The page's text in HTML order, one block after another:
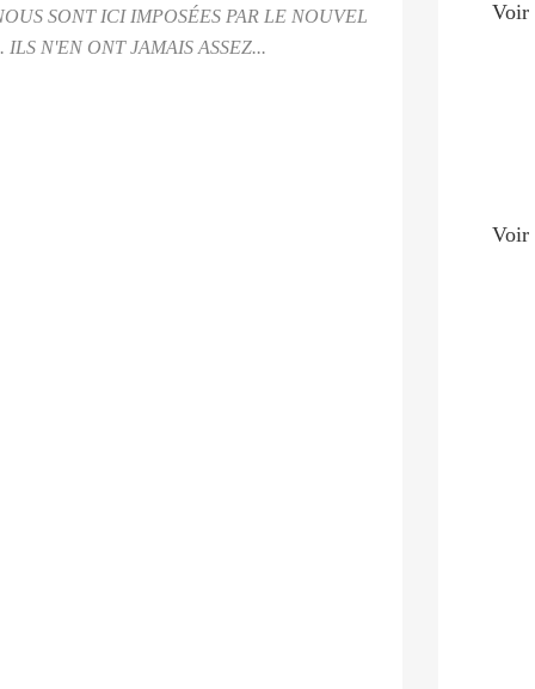
SONT ICI IMPOSÉES PAR LE NOUVEL
N'EN ONT JAMAIS ASSEZ...
Voir
Voir